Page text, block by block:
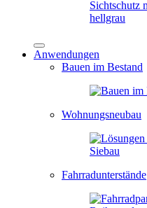
Anwendungen
Bauen im Bestand
Wohnungsneubau
Fahrradunterstände